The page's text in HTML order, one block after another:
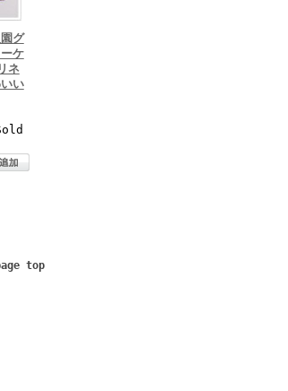
グ
ケ
ネ
い
top